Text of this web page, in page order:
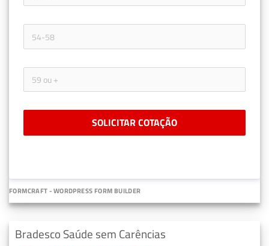
SOLICITAR COTAÇÃO
FORMCRAFT - WORDPRESS FORM BUILDER
Bradesco Saúde sem Carências